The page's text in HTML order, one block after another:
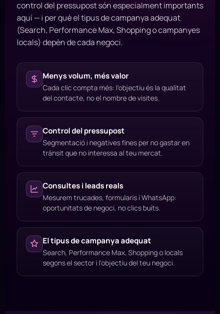
control del pressupost són especialment importants
aquí — i per què el tipus de campanya adequat
(Search, Performance Max, Shopping o campanyes
locals) depèn de cada negoci.
Menys volum, més valor
Cada clic compta més: l'objectiu és la qualitat
del contacte, no el nombre de visites.
Control del pressupost
Segmentació i negatives fines per no gastar en
trànsit que no interessa al teu mercat.
Consultes i leads reals
Mesurem trucades, formularis i WhatsApp:
oportunitats de negoci, no clics buits.
El tipus de campanya adequat
Search, Performance Max, Shopping o locals
segons el sector i l'objectiu del teu negoci.